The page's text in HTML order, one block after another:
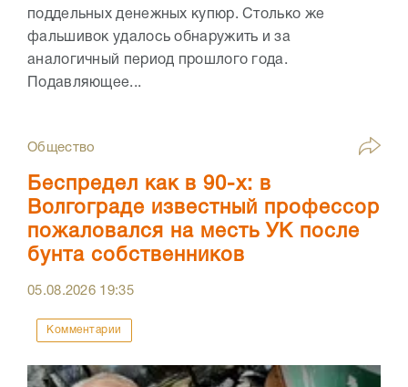
поддельных денежных купюр. Столько же
фальшивок удалось обнаружить и за
аналогичный период прошлого года.
Подавляющее...
Общество
Беспредел как в 90-х: в
Волгограде известный профессор
пожаловался на месть УК после
бунта собственников
05.08.2026 19:35
Комментарии